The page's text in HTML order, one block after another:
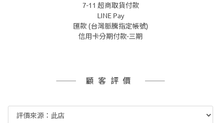
7-11 超商取貨付款
LINE Pay
匯款 (台灣脈騰指定帳號)
信用卡分期付款-三期
顧客評價